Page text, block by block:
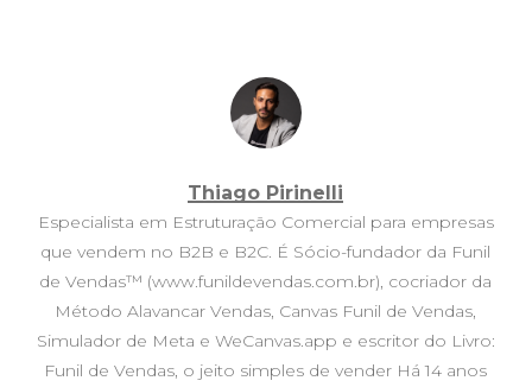
Thiago Pirinelli
Especialista em Estruturação Comercial para empresas
que vendem no B2B e B2C. É Sócio-fundador da Funil
de Vendas™ (www.funildevendas.com.br), cocriador da
Método Alavancar Vendas, Canvas Funil de Vendas,
Simulador de Meta e WeCanvas.app e escritor do Livro:
Funil de Vendas, o jeito simples de vender Há 14 anos